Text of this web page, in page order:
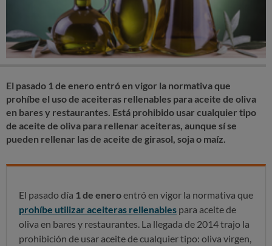
El pasado 1 de enero entró en vigor la normativa que
prohíbe el uso de aceiteras rellenables para aceite de oliva
en bares y restaurantes. Está prohibido usar cualquier tipo
de aceite de oliva para rellenar aceiteras, aunque sí se
pueden rellenar las de aceite de girasol, soja o maíz.
El pasado día 1 de eneroentró en vigor la normativa que
prohíbe utilizar aceiteras rellenables para aceite de
oliva en bares y restaurantes. La llegada de 2014 trajo la
prohibición de usar aceite de cualquier tipo: oliva virgen,